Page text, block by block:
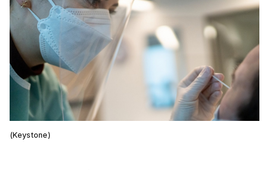
(Keystone)